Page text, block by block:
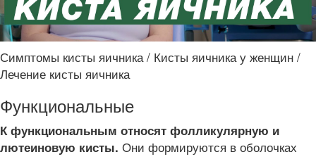
Симптомы кисты яичника / Кисты яичника у женщин /
Лечение кисты яичника
Функциональные
К функциональным относят фолликулярную и
лютеиновую кисты. Они формируются в оболочках